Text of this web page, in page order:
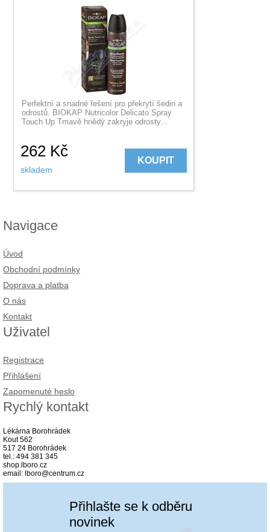
Perfektní a snadné řešení pro překrytí šedin a
odrostů. BIOKAP Nutricolor Delicato Spray
Touch Up Tmavě hnědý zakryje odrosty...
262 Kč
skladem
KOUPIT
Navigace
Úvod
Obchodní podmínky
Doprava a platba
O nás
Kontakt
Uživatel
Registrace
Přihlášení
Zapomenuté heslo
Rychlý kontakt
Lékárna Borohrádek
Kout 562
517 24 Borohrádek
tel.: 494 381 345
shop.lboro.cz
email: lboro@centrum.cz
Přihlašte se k odběru
novinek